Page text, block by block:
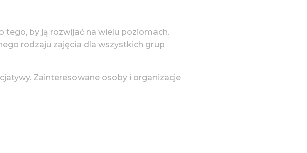
tego, by ją rozwijać na wielu poziomach.
rodzaju zajęcia dla wszystkich grup
Zainteresowane osoby i organizacje